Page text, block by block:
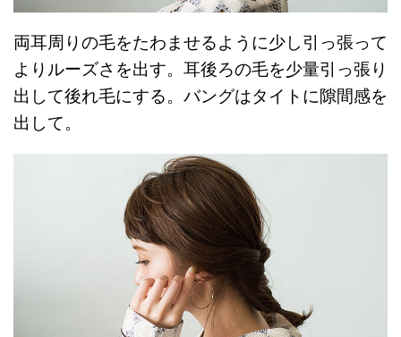
両耳周りの毛をたわませるように少し引っ張って
よりルーズさを出す。耳後ろの毛を少量引っ張り
出して後れ毛にする。バングはタイトに隙間感を
出して。